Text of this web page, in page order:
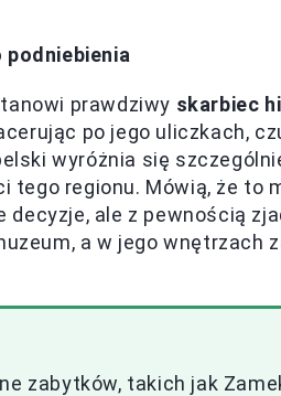
prawdziwy skarbiec
po jego uliczkach,
wyróżnia się
regionu. Mówią, że to
ale z pewnością
a w jego wnętrzach
zabytków, takich jak